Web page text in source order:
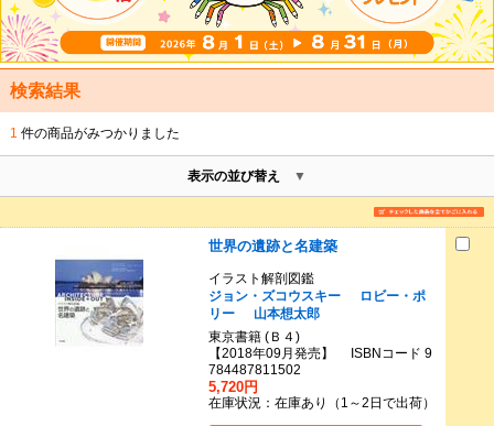
検索結果
1 件の商品がみつかりました
表示の並び替え
世界の遺跡と名建築
イラスト解剖図鑑
ジョン・ズコウスキー
ロビー・ポ
リー
山本想太郎
東京書籍 (Ｂ４)
【2018年09月発売】 ISBNコード 9
784487811502
5,720円
在庫状況：在庫あり（1～2日で出荷）